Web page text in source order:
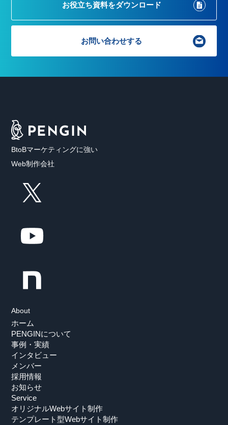
お役立ち資料をダウンロード
お問い合わせする
BtoBマーケティングに強い
Web制作会社
About
ホーム
PENGINについて
事例・実績
インタビュー
メンバー
採用情報
お知らせ
Service
オリジナルWebサイト制作
テンプレート型Webサイト制作